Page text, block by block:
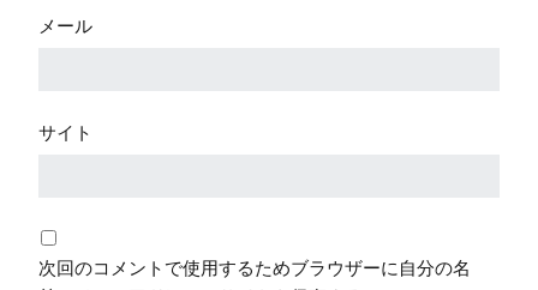
メール
サイト
次回のコメントで使用するためブラウザーに自分の名